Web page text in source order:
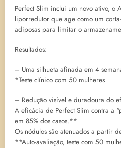
Perfect Slim inclui um novo ativo, o
liporredutor que age como um
adiposas para limitar o
Resultados:
– Uma silhueta afinada em 4
*Teste clínico com 50 mulheres
– Redução visível e duradoura do
A eficácia de Perfect Slim contra a
em 85% dos casos.**
Os nódulos são atenuados a partir
**Auto-avaliação, teste com 50